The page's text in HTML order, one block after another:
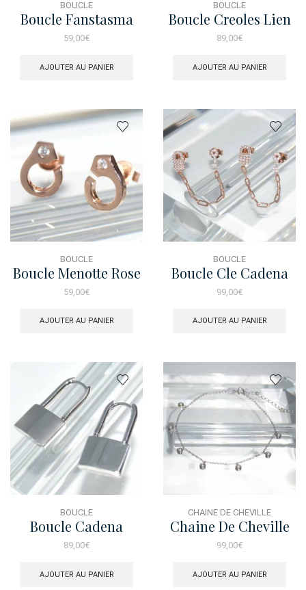
BOUCLE
Boucle Fanstasma
Barette Dore
59,00€
AJOUTER AU PANIER
BOUCLE
Boucle Creoles Lien
89,00€
AJOUTER AU PANIER
BOUCLE
Boucle Menotte Rose
59,00€
AJOUTER AU PANIER
BOUCLE
Boucle Cle Cadena
2Trou Rose
99,00€
AJOUTER AU PANIER
BOUCLE
Boucle Cadena
89,00€
AJOUTER AU PANIER
CHAINE DE CHEVILLE
Chaine De Cheville
Serti Perle
99,00€
AJOUTER AU PANIER